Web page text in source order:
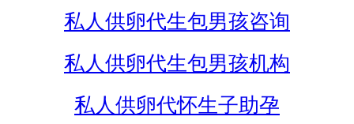
私人供卵代生包男孩咨询
私人供卵代生包男孩机构
私人供卵代怀生子助孕